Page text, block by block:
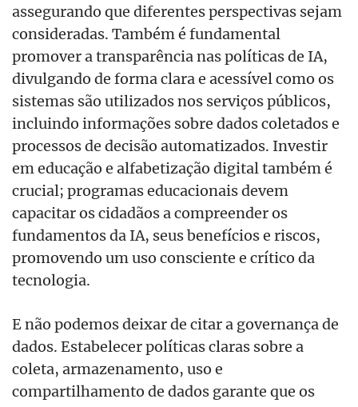
assegurando que diferentes perspectivas sejam
consideradas. Também é fundamental
promover a transparência nas políticas de IA,
divulgando de forma clara e acessível como os
sistemas são utilizados nos serviços públicos,
incluindo informações sobre dados coletados e
processos de decisão automatizados. Investir
em educação e alfabetização digital também é
crucial; programas educacionais devem
capacitar os cidadãos a compreender os
fundamentos da IA, seus benefícios e riscos,
promovendo um uso consciente e crítico da
tecnologia.
E não podemos deixar de citar a governança de
dados. Estabelecer políticas claras sobre a
coleta, armazenamento, uso e
compartilhamento de dados garante que os